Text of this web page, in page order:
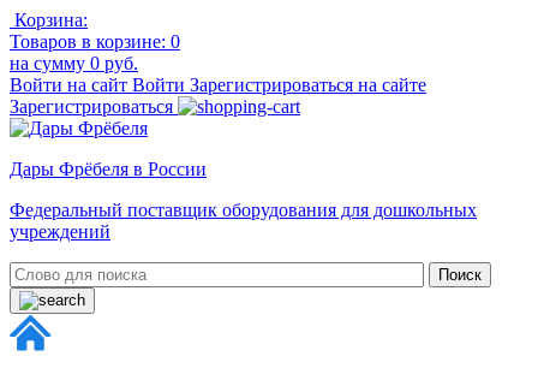
Корзина:
Товаров в корзине: 0
на сумму 0 руб.
Войти на сайт Войти Зарегистрироваться на сайте
Зарегистрироваться
Дары Фрёбеля в России
Федеральный поставщик оборудования для дошкольных
учреждений